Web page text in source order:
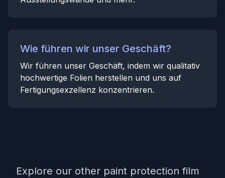
Wie führen wir unser Geschäft?
Wir führen unser Geschäft, indem wir qualitativ
hochwertige Folien herstellen und uns auf
Fertigungsexzellenz konzentrieren.
Explore our other paint protection film